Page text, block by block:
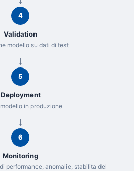
4
Validation
modello su dati di test
5
Deployment
in produzione
6
Monitoring
performance, anomalie, stabilita del